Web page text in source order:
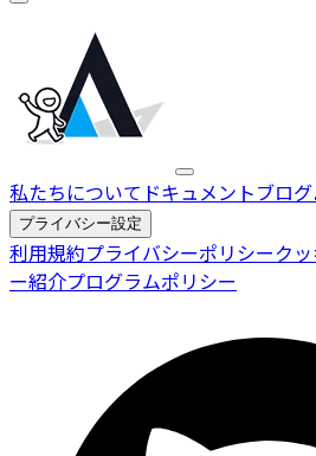
私たちについて ドキュメントブログ
プライバシー設定
利用規約プライバシーポリシーク
ー紹介プログラムポリシー